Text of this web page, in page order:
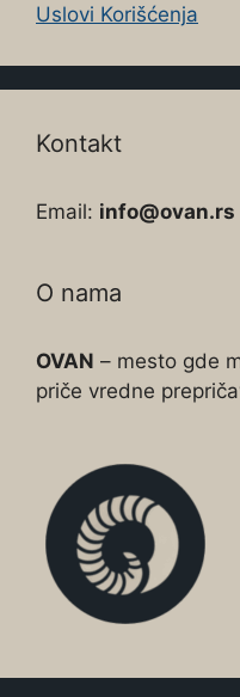
Uslovi Korišćenja
Kontakt
Email: info@ovan.rs
O nama
OVAN – mesto gde
priče vredne